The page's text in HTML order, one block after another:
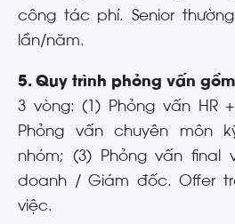
công tác phí. Senior
lần/năm.
5. Quy trình phỏng vấn
3 vòng: (1) Phỏng vấn HR
Phỏng vấn chuyên môn
nhóm; (3) Phỏng vấn final
doanh / Giám đốc. Offer
việc.